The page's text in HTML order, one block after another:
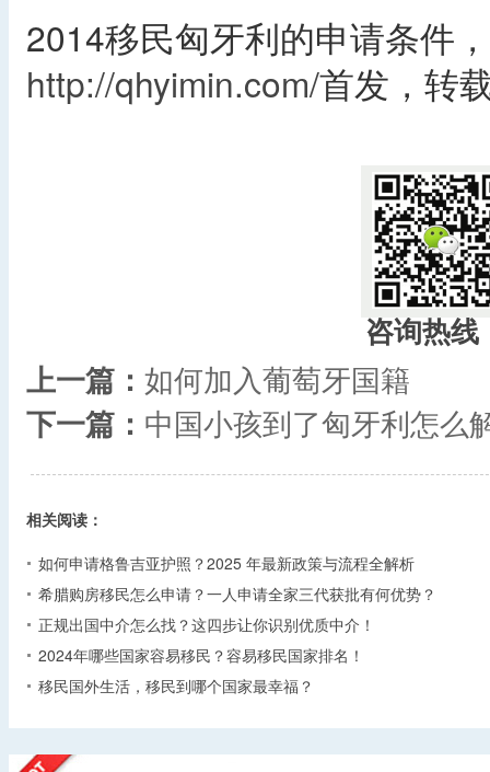
2014移民匈牙利的申请条件
http://qhyimin.com/首发，转
咨询热线
上一篇： 如何加入葡萄牙国籍
下一篇： 中国小孩到了匈牙利怎么
相关阅读：
如何申请格鲁吉亚护照？2025 年最新政策与流程全解析​
希腊购房移民怎么申请？一人申请全家三代获批有何优势？​
正规出国中介怎么找？这四步让你识别优质中介！
2024年哪些国家容易移民？容易移民国家排名！
移民国外生活，移民到哪个国家最幸福？